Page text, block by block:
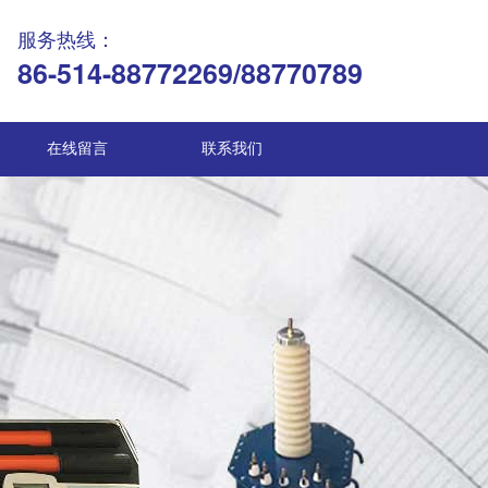
服务热线：
86-514-88772269/88770789
在线留言 联系我们